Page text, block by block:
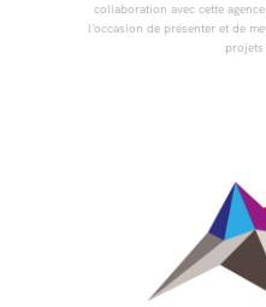
collaboration avec cette
l’occasion de présenter et de
projets